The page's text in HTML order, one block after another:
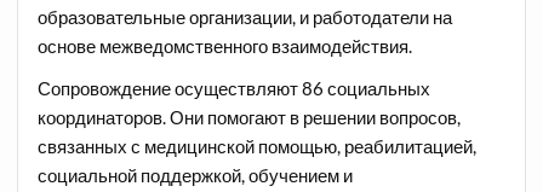
образовательные организации, и работодатели на
основе межведомственного взаимодействия.
Сопровождение осуществляют 86 социальных
координаторов. Они помогают в решении вопросов,
связанных с медицинской помощью, реабилитацией,
социальной поддержкой, обучением и